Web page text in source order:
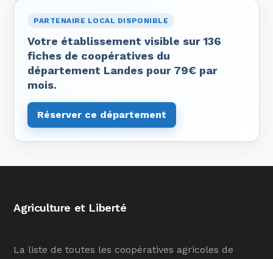
PARTENAIRE LOCAL DISPONIBLE
Votre établissement visible sur 136
fiches de coopératives du
département Landes pour 79€ par
mois.
Réserver ce département
Agriculture et Liberté
La liste de toutes les coopératives agricoles de